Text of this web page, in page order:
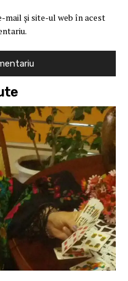
mail și site-ul web în acest